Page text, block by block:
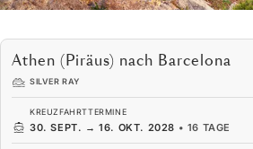
Athen (Piräus) nach Barcelona
SILVER RAY
KREUZFAHRTTERMINE
30. SEPT. → 16. OKT. 2028 • 16 TAGE